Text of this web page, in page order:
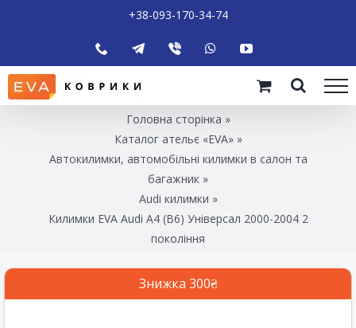
+38-093-170-34-74
Головна сторінка »
Каталог ательє «EVA»»
Автокилимки, автомобільні килимки в салон та
багажник »
Audi килимки »
Килимки EVA Audi A4 (B6) Універсал 2000-2004 2
покоління
Знижка 300₴